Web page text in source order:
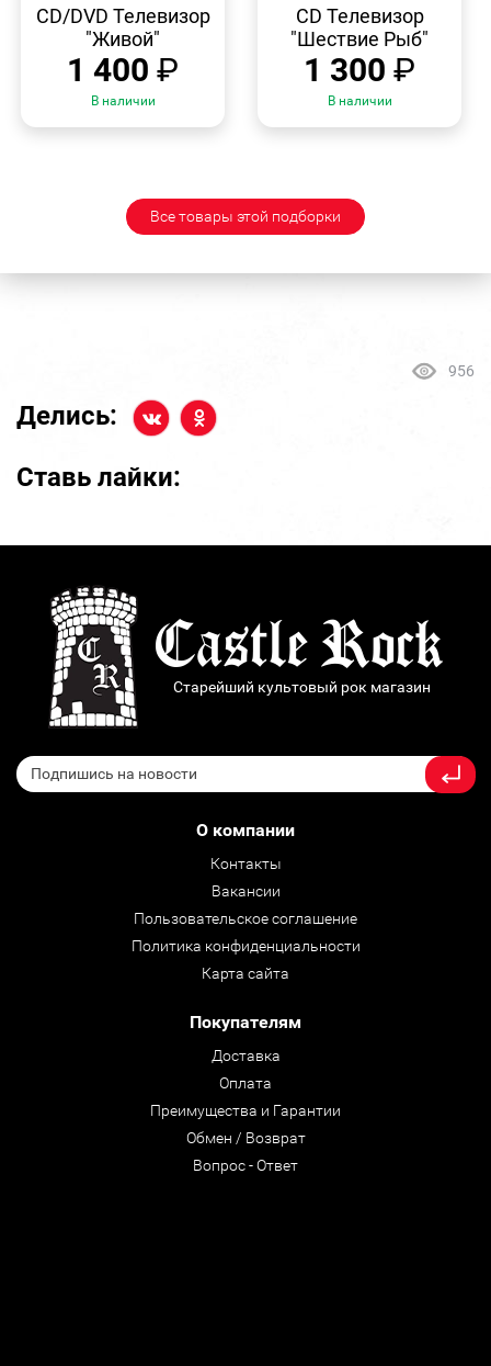
ПРОСМОТР
CD/DVD Телевизор
"Живой"
1 400 ₽
В наличии
ПРОСМОТР
CD Телевизор
"Шествие Рыб"
1 300 ₽
В наличии
Все товары этой подборки
956
Делись:
Ставь лайки:
Старейший культовый рок магазин
О компании
Контакты
Вакансии
Пользовательское соглашение
Политика конфиденциальности
Карта сайта
Покупателям
Доставка
Оплата
Преимущества и Гарантии
Обмен / Возврат
Вопрос - Ответ